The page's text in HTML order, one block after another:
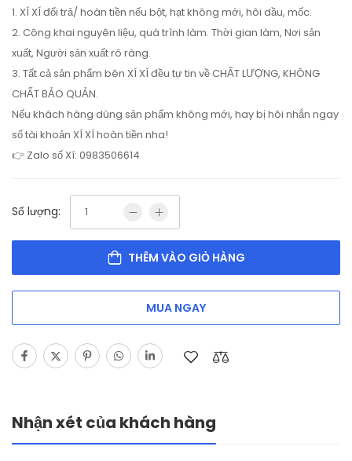
1. XÍ XÍ đổi trả/ hoàn tiền nếu bột, hạt không mới, hôi dầu, mốc.
2. Công khai nguyên liệu, quá trình làm. Thời gian làm, Nơi sản
xuất, Người sản xuất rõ ràng.
3. Tất cả sản phẩm bên XÍ XÍ đều tự tin về CHẤT LƯỢNG, KHÔNG
CHẤT BẢO QUẢN.
Nếu khách hàng dùng sản phẩm không mới, hay bị hôi nhắn ngay
số tài khoản XÍ XÍ hoàn tiền nha!
👉 Zalo số Xí: 0983506614
Số lượng:
THÊM VÀO GIỎ HÀNG
MUA NGAY
Nhận xét của khách hàng